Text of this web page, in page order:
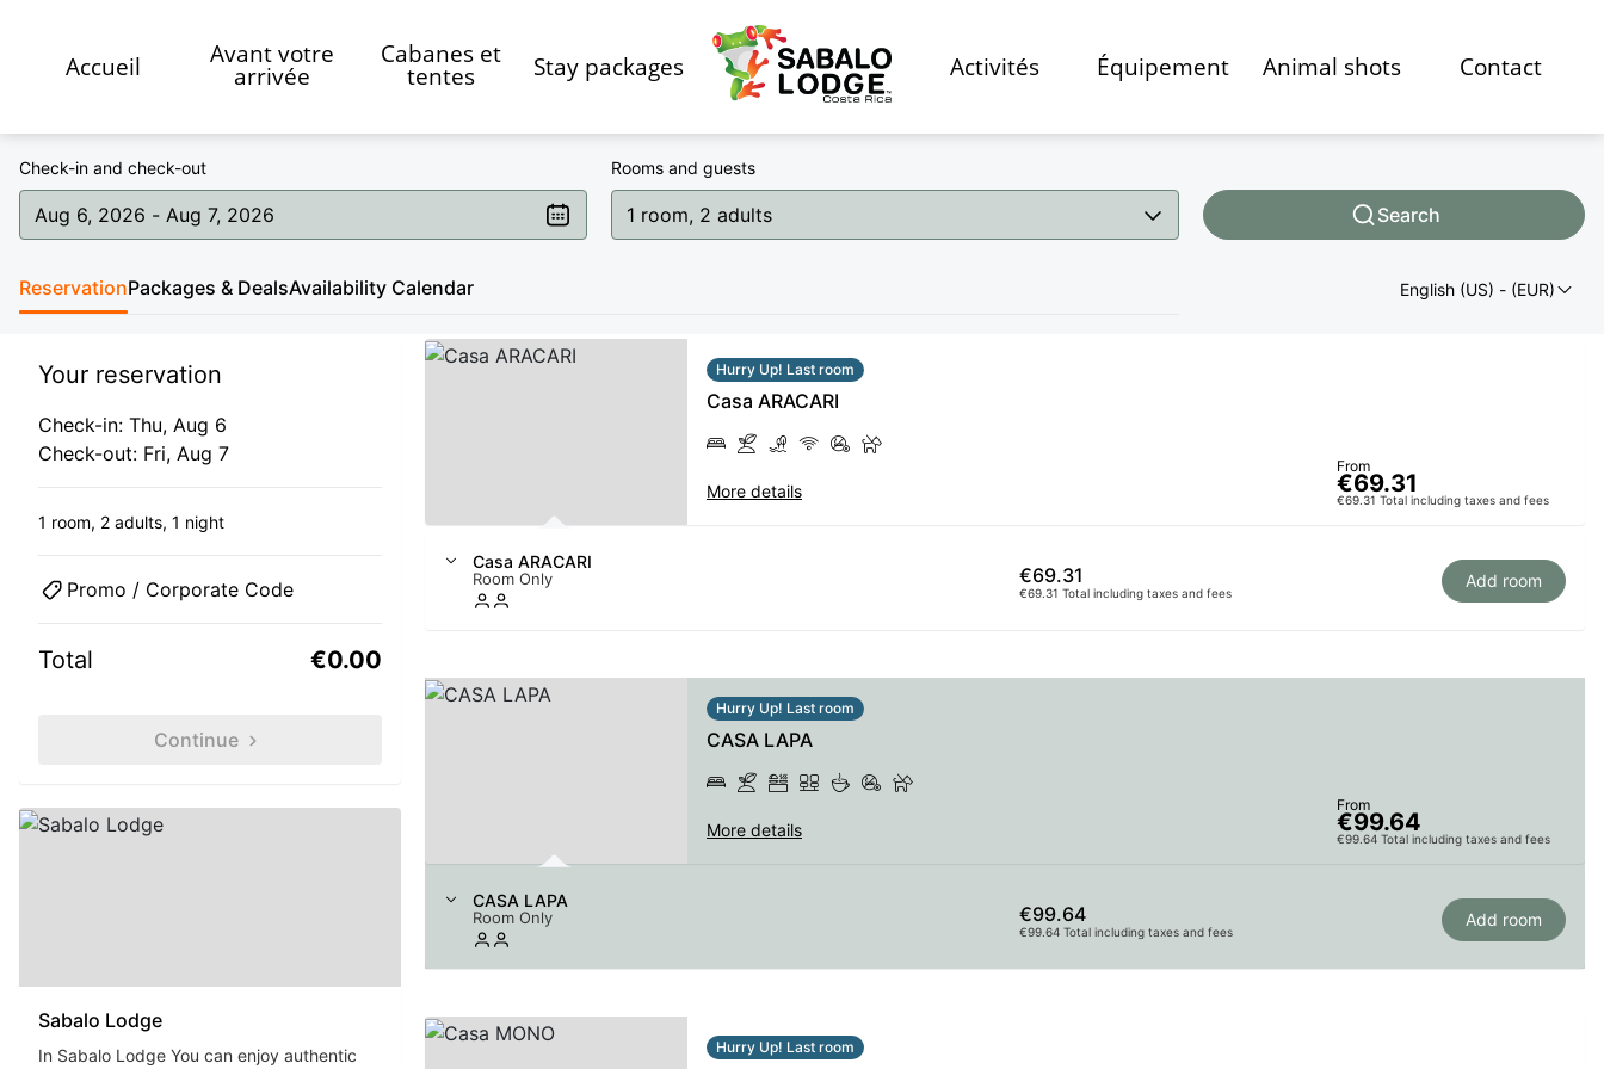
Accueil Avant votre
arrivée
Cabanes et
tentes Stay packages Activités Équipement Animal shots Contact